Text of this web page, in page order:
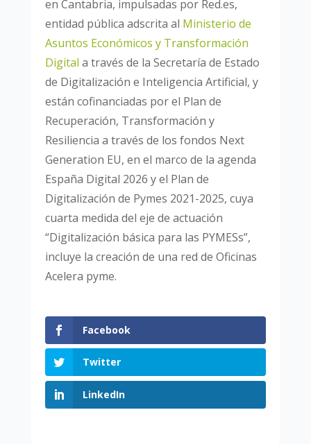
en Cantabria, impulsadas por Red.es,
entidad pública adscrita al Ministerio de
Asuntos Económicos y Transformación
Digital a través de la Secretaría de Estado
de Digitalización e Inteligencia Artificial, y
están cofinanciadas por el Plan de
Recuperación, Transformación y
Resiliencia a través de los fondos Next
Generation EU, en el marco de la agenda
España Digital 2026 y el Plan de
Digitalización de Pymes 2021-2025, cuya
cuarta medida del eje de actuación
“Digitalización básica para las PYMESs”,
incluye la creación de una red de Oficinas
Acelera pyme.
Facebook
Twitter
LinkedIn